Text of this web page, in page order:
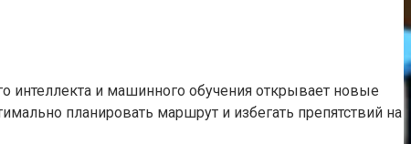
интеллекта и машинного обучения открывает новые
планировать маршрут и избегать препятствий на